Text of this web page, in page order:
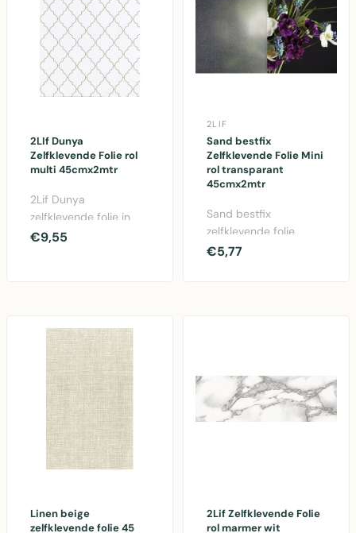
2LIf Dunya
Zelfklevende Folie rol
multi 45cmx2mtr
2Lif Dunya
zelfklevende folie in
wit, 45cm x 2 meter,
€9,55
2LIF
Sand bestfix
Zelfklevende Folie Mini
rol transparant
45cmx2mtr
Sand bestfix
zelfklevende folie
transparant 45cm x
€5,77
Linen beige
zelfklevende folie 45
2Lif Zelfklevende Folie
rol marmer wit